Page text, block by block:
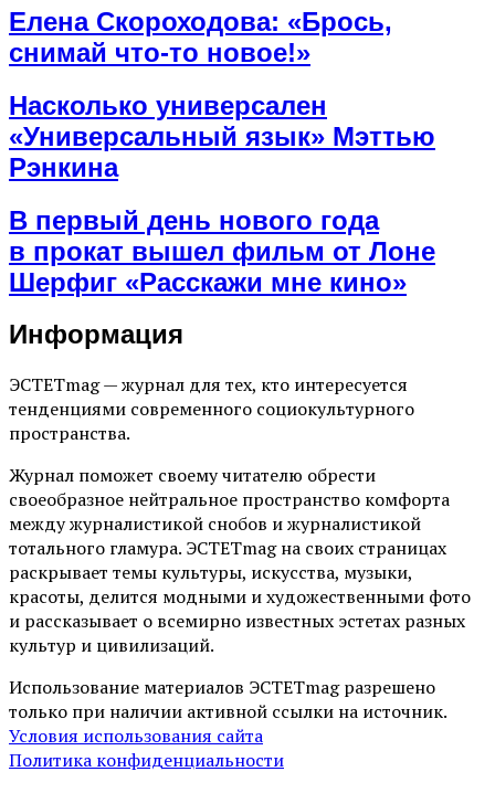
Елена Скороходова: «Брось,
снимай что-то новое!»
Насколько универсален
«Универсальный язык» Мэттью
Рэнкина
В первый день нового года
в прокат вышел фильм от Лоне
Шерфиг «Расскажи мне кино»
Информация
ЭСТЕТmag — журнал для тех, кто интересуется
тенденциями современного социокультурного
пространства.
Журнал поможет своему читателю обрести
своеобразное нейтральное пространство комфорта
между журналистикой снобов и журналистикой
тотального гламура. ЭСТЕТmag на своих страницах
раскрывает темы культуры, искусства, музыки,
красоты, делится модными и художественными фото
и рассказывает о всемирно известных эстетах разных
культур и цивилизаций.
Использование материалов ЭСТЕТmag разрешено
только при наличии активной ссылки на источник.
Условия использования сайта
Политика конфиденциальности